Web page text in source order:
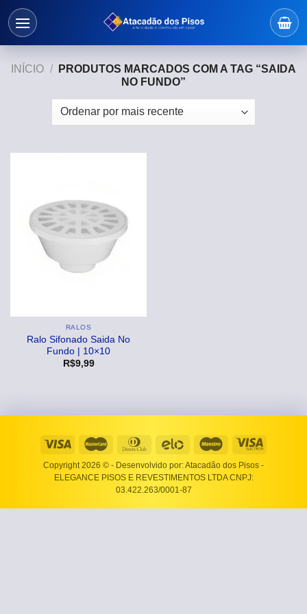
Skip
INÍCIO /
PRODUTOS MARCADOS COM A TAG “SAIDA
NO FUNDO”
RALOS
Ralo Sifonado Saida No
Fundo | 10×10
R$9,99
Copyright 2026 © - Desenvolvido por: Atacadão dos Pisos -
ELEGANCE PISOS E REVESTIMENTOS LTDA CNPJ:
03.422.263/0001-87